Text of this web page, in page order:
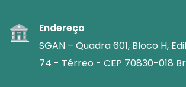
Endereço
SGAN – Quadra 601, Bloco H,
74 - Térreo - CEP 70830-018